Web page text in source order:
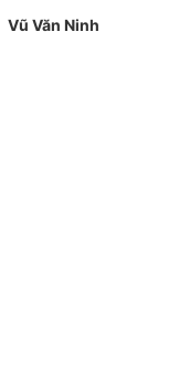
Vũ Văn Ninh